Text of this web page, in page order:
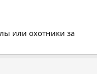
или охотники за